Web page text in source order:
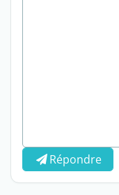
Répondre